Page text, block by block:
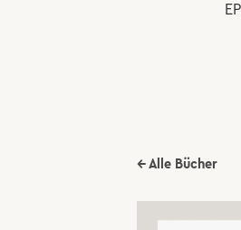
← Alle Bücher